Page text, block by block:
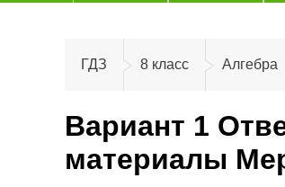
ГДЗ 8 класс Алгебра
Вариант 1
материалы